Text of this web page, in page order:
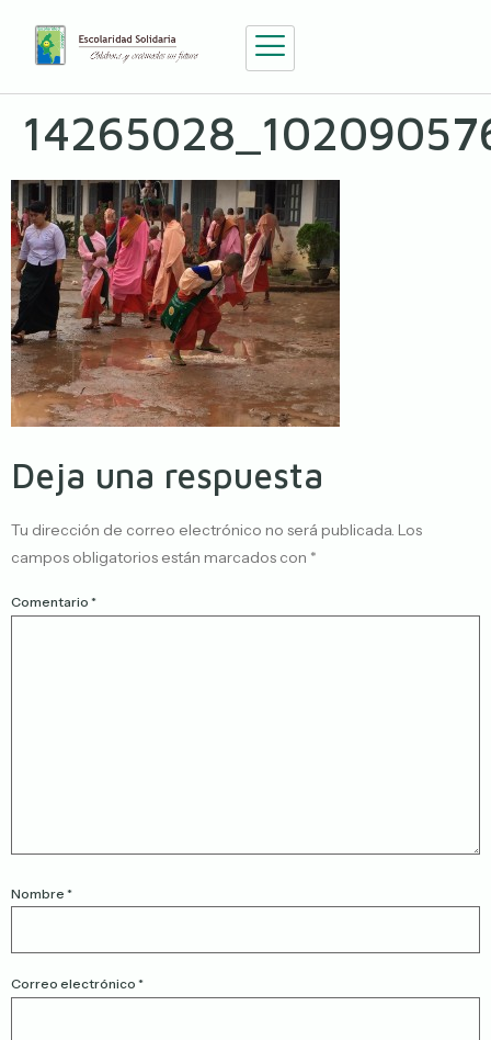
Deja una respuesta
Tu dirección de correo electrónico no será publicada. Los
campos obligatorios están marcados con *
Comentario *
Nombre *
Correo electrónico *